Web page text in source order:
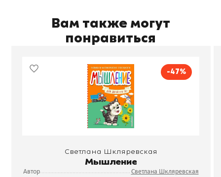
Вам также могут
понравиться
-47%
Светлана Шкляревская
Мышление
Автор
Светлана Шкляревская